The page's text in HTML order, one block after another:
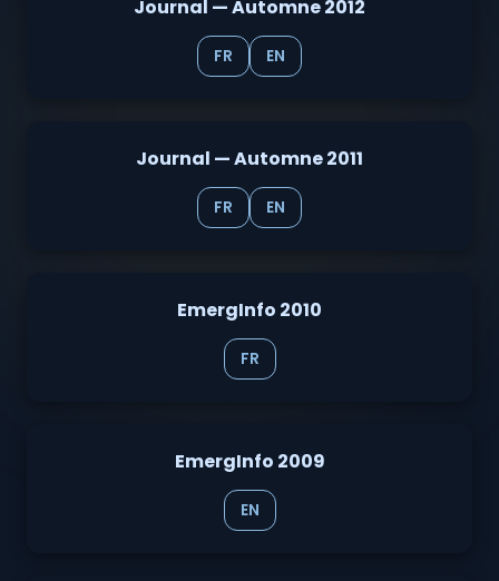
Journal — Automne 2012
FR EN
Journal — Automne 2011
FR EN
EmergInfo 2010
FR
EmergInfo 2009
EN